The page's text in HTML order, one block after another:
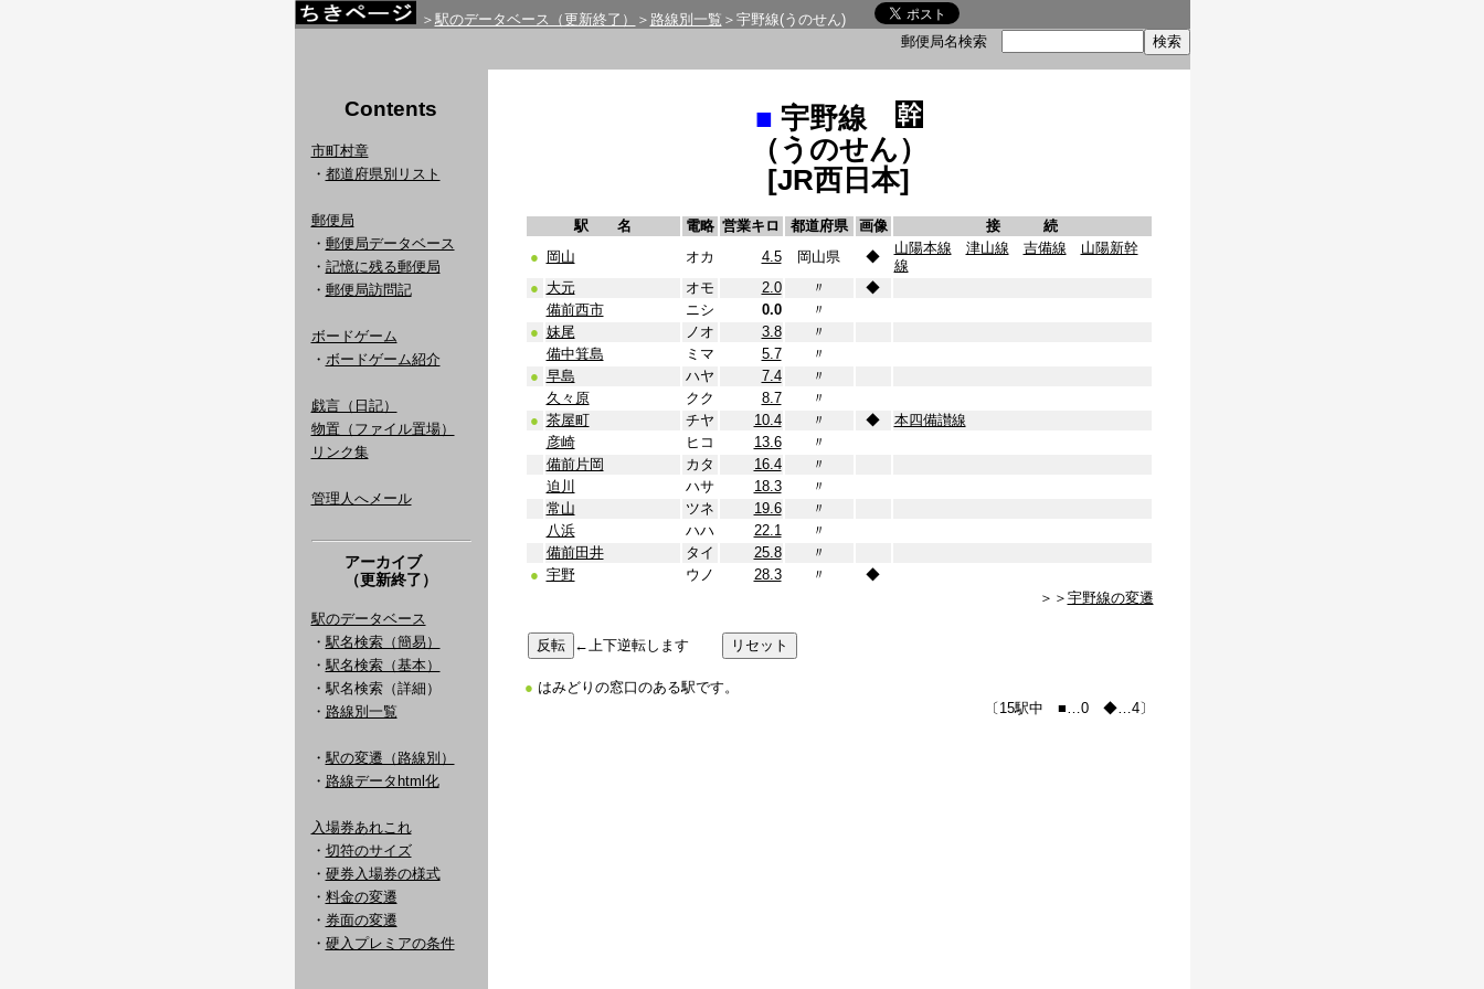
＞ 駅のデータベース（更新終了） ＞ 路線別一覧 ＞宇野線(うのせん)
郵便局名検索
Contents
市町村章
・ 都道府県別リスト
郵便局
・ 郵便局データベース
・ 記憶に残る郵便局
・ 郵便局訪問記
ボードゲーム
・ ボードゲーム紹介
戯言（日記）
物置（ファイル置場）
リンク集
管理人へメール
アーカイブ
（更新終了）
駅のデータベース
・ 駅名検索（簡易）
・ 駅名検索（基本）
・駅名検索（詳細）
・ 路線別一覧
・ 駅の変遷（路線別）
・ 路線データhtml化
入場券あれこれ
・ 切符のサイズ
・ 硬券入場券の様式
・ 料金の変遷
・ 券面の変遷
・ 硬入プレミアの条件
■ 宇野線
（うのせん）
[JR西日本]
駅 名 電略 営業キロ 都道府県 画像
接 続
●
岡山 オカ 4.5 岡山県 ◆
山陽本線 津山線 吉備線
山陽新幹
線
● 大元 オモ 2.0 〃
◆
備前西市
ニシ 0.0
〃
● 妹尾 ノオ 3.8
〃
備中箕島
ミマ 5.7
〃
● 早島 ハヤ 7.4
〃
久々原
クク 8.7
〃
● 茶屋町 チヤ 10.4 〃 ◆
本四備讃線
彦崎
ヒコ 13.6
〃
備前片岡
カタ 16.4
〃
迫川
ハサ 18.3
〃
常山
ツネ 19.6
〃
八浜
ハハ 22.1
〃
備前田井
タイ 25.8
〃
● 宇野 ウノ 28.3 〃
◆
＞＞ 宇野線の変遷
←上下逆転します
● はみどりの窓口のある駅です。
〔15駅中 ■…0 ◆…4〕